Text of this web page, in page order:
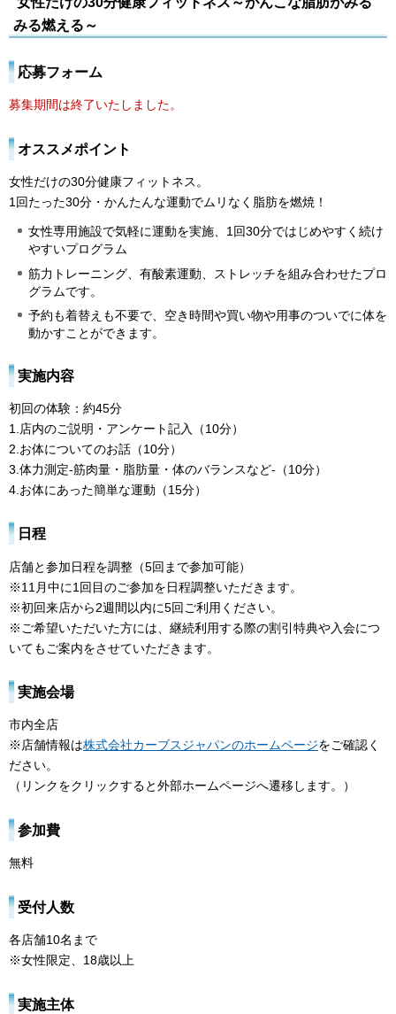
みる燃える～
応募フォーム
募集期間は終了いたしました。
オススメポイント
女性だけの30分健康フィットネス。
1回たった30分・かんたんな運動でムリなく脂肪を燃焼！
女性専用施設で気軽に運動を実施、1回30分ではじめやすく続け
やすいプログラム
筋力トレーニング、有酸素運動、ストレッチを組み合わせたプロ
グラムです。
予約も着替えも不要で、空き時間や買い物や用事のついでに体を
動かすことができます。
実施内容
初回の体験：約45分
1.店内のご説明・アンケート記入（10分）
2.お体についてのお話（10分）
3.体力測定-筋肉量・脂肪量・体のバランスなど-（10分）
4.お体にあった簡単な運動（15分）
日程
店舗と参加日程を調整（5回まで参加可能）
※11月中に1回目のご参加を日程調整いただきます。
※初回来店から2週間以内に5回ご利用ください。
※ご希望いただいた方には、継続利用する際の割引特典や入会につ
いてもご案内をさせていただきます。
実施会場
市内全店
※店舗情報は株式会社カーブスジャパンのホームページをご確認く
ださい。
（リンクをクリックすると外部ホームページへ遷移します。）
参加費
無料
受付人数
各店舗10名まで
※女性限定、18歳以上
実施主体